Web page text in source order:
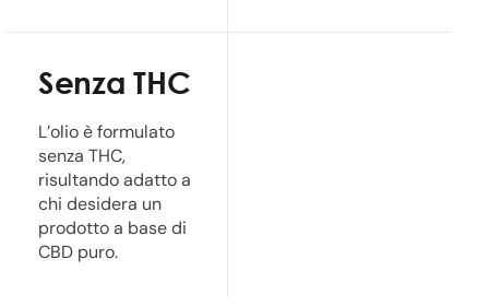
Senza THC
L’olio è formulato
senza THC,
risultando adatto a
chi desidera un
prodotto a base di
CBD puro.